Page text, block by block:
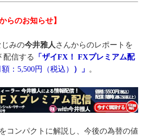
らのお知らせ】
みの今井雅人 さんからのレポートを
配信する
「ザイFX！ FXプレミアム配
額：5,500円（税込） ）」 。
コンパクトに解説し、今後の為替の値